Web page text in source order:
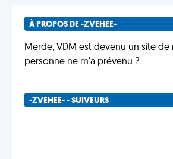
À PROPOS DE -ZVEHEE-
Merde, VDM est devenu un site de
personne ne m'a prévenu ?
-ZVEHEE- - SUIVEURS